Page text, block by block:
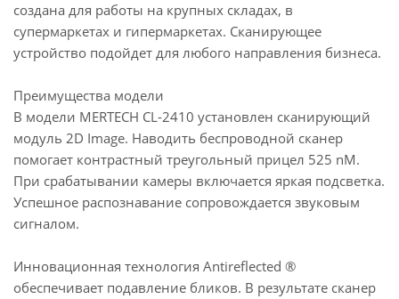
создана для работы на крупных складах, в
супермаркетах и гипермаркетах. Сканирующее
устройство подойдет для любого направления бизнеса.
Преимущества модели
В модели MERTECH CL-2410 установлен сканирующий
модуль 2D Image. Наводить беспроводной сканер
помогает контрастный треугольный прицел 525 nM.
При срабатывании камеры включается яркая подсветка.
Успешное распознавание сопровождается звуковым
сигналом.
Инновационная технология Antireflected ®
обеспечивает подавление бликов. В результате сканер